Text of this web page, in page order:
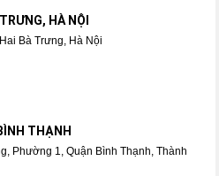
HÀ NỘI
Bà Trưng, Hà Nội
THẠNH
Phường 1, Quận Bình Thạnh, Thành